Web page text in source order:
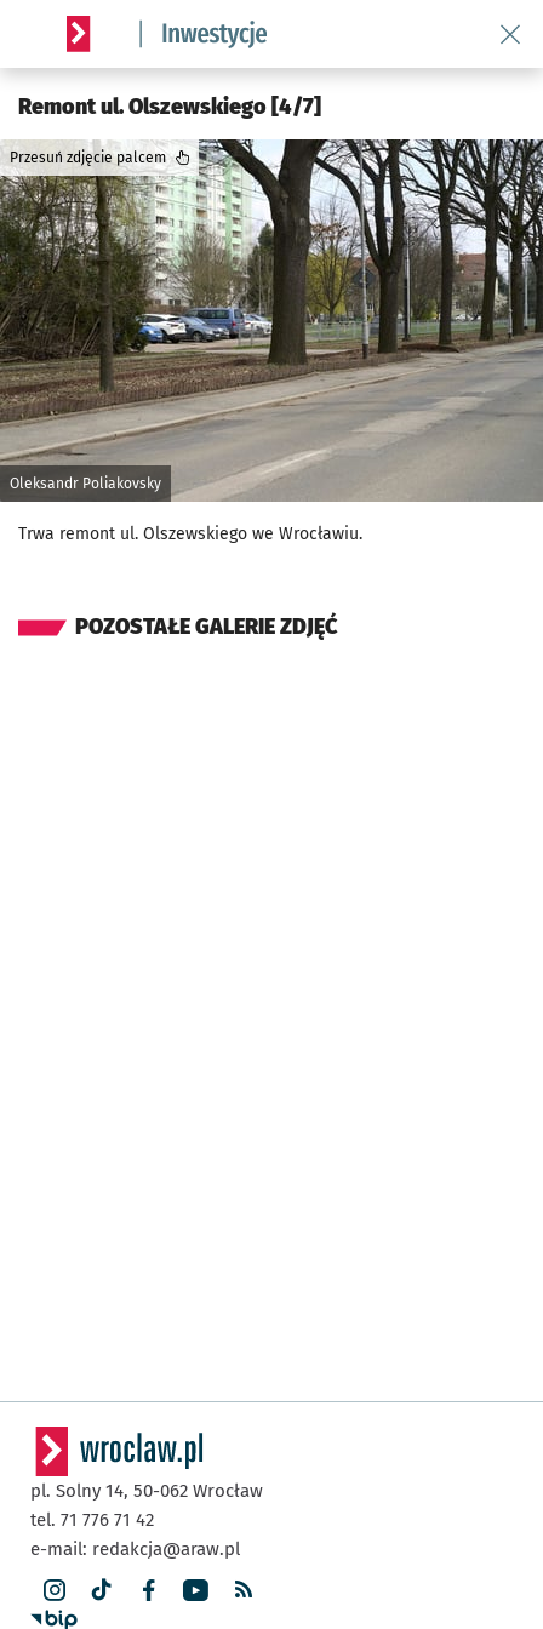
Serwis informacyjny wroclaw.pl podserwis:
Remont ul. Olszewskiego [4/7]
Oleksandr Poliakovsky
Przesuń zdjęcie palcem
Trwa remont ul. Olszewskiego we Wrocławiu.
POZOSTAŁE GALERIE ZDJĘĆ
pl. Solny 14, 50-062 Wrocław
tel. 71 776 71 42
e-mail: redakcja@araw.pl